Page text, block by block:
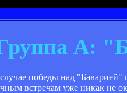
А:
победы над
встречам уже никак не